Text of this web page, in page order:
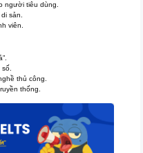
người tiêu dùng.
sản.
viên.
số.
thủ công.
thống.